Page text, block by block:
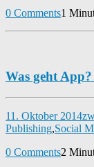
0 Comments1
Was geht
11. Oktober 2014
Publishing,Social
0 Comments2